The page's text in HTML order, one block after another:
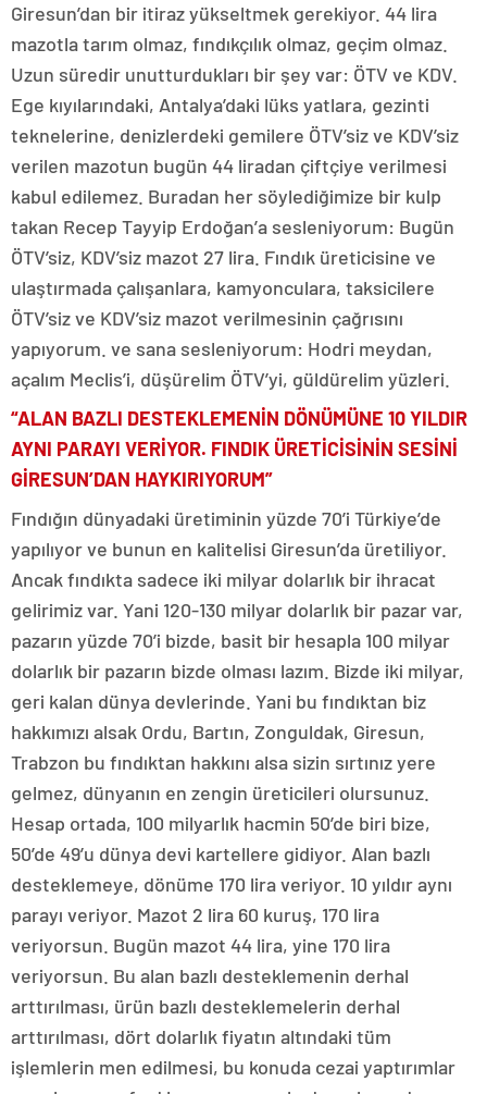
Giresun’dan bir itiraz yükseltmek gerekiyor. 44 lira
mazotla tarım olmaz, fındıkçılık olmaz, geçim olmaz.
Uzun süredir unutturdukları bir şey var: ÖTV ve KDV.
Ege kıyılarındaki, Antalya’daki lüks yatlara, gezinti
teknelerine, denizlerdeki gemilere ÖTV’siz ve KDV’siz
verilen mazotun bugün 44 liradan çiftçiye verilmesi
kabul edilemez. Buradan her söylediğimize bir kulp
takan Recep Tayyip Erdoğan’a sesleniyorum: Bugün
ÖTV’siz, KDV’siz mazot 27 lira. Fındık üreticisine ve
ulaştırmada çalışanlara, kamyonculara, taksicilere
ÖTV’siz ve KDV’siz mazot verilmesinin çağrısını
yapıyorum. ve sana sesleniyorum: Hodri meydan,
açalım Meclis’i, düşürelim ÖTV’yi, güldürelim yüzleri.
“ALAN BAZLI DESTEKLEMENİN DÖNÜMÜNE 10 YILDIR
AYNI PARAYI VERİYOR. FINDIK ÜRETİCİSİNİN SESİNİ
GİRESUN’DAN HAYKIRIYORUM”
Fındığın dünyadaki üretiminin yüzde 70’i Türkiye’de
yapılıyor ve bunun en kalitelisi Giresun’da üretiliyor.
Ancak fındıkta sadece iki milyar dolarlık bir ihracat
gelirimiz var. Yani 120-130 milyar dolarlık bir pazar var,
pazarın yüzde 70’i bizde, basit bir hesapla 100 milyar
dolarlık bir pazarın bizde olması lazım. Bizde iki milyar,
geri kalan dünya devlerinde. Yani bu fındıktan biz
hakkımızı alsak Ordu, Bartın, Zonguldak, Giresun,
Trabzon bu fındıktan hakkını alsa sizin sırtınız yere
gelmez, dünyanın en zengin üreticileri olursunuz.
Hesap ortada, 100 milyarlık hacmin 50’de biri bize,
50’de 49’u dünya devi kartellere gidiyor. Alan bazlı
desteklemeye, dönüme 170 lira veriyor. 10 yıldır aynı
parayı veriyor. Mazot 2 lira 60 kuruş, 170 lira
veriyorsun. Bugün mazot 44 lira, yine 170 lira
veriyorsun. Bu alan bazlı desteklemenin derhal
arttırılması, ürün bazlı desteklemelerin derhal
arttırılması, dört dolarlık fiyatın altındaki tüm
işlemlerin men edilmesi, bu konuda cezai yaptırımlar